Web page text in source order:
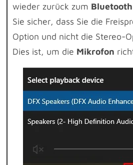
wieder zurück zum
Sie sicher, dass Sie die
Option und nicht die Stereo-
Dies ist, um die Mikrofon